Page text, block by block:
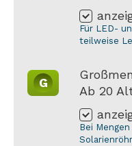
Für LED-
teilweise
G
Ab 20
Bei